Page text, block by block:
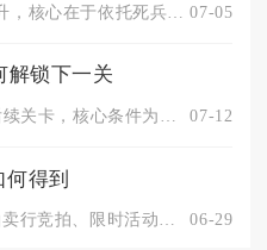
07-05
解锁下一关
07-12
得到
少年三国志2金符石主要通过拍卖行竞拍、限时活动兑换、符石合成... 06-29